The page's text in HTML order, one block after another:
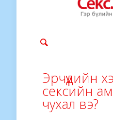
Эрчүүдийн
сексийн
чухал вэ?